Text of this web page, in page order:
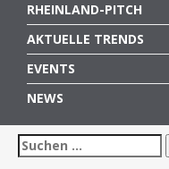
RHEINLAND-PITCH
AKTUELLE TRENDS
EVENTS
NEWS
Suchen
nach: